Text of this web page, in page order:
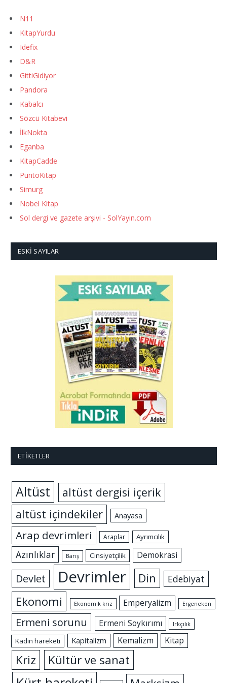
N11
KitapYurdu
Idefix
D&R
GittiGidiyor
Pandora
Kabalcı
Sözcü Kitabevi
İlkNokta
Eganba
KitapCadde
PuntoKitap
Simurg
Nobel Kitap
Sol dergi ve gazete arşivi - SolYayin.com
ESKI SAYILAR
ETIKETLER
Altüst
altüst dergisi içerik
altüst içindekiler
Anayasa
Arap devrimleri Araplar Ayrımcılık
Azınlıklar Barış Cinsiyetçilik Demokrasi
Devlet Devrimler Din Edebiyat
Ekonomi Ekonomik kriz Emperyalizm Ergenekon
Ermeni sorunu Ermeni Soykırımı Irkçılık
Kadın hareketi Kapitalizm Kemalizm Kitap
Kriz Kültür ve sanat